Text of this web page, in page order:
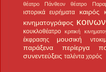
θέατρο Πάνθεον θέατρο
ιστορικά ευρήματα
καιρός
κινηματογράφος
κουκλοθέατρο
κριτική
έκφρασης
μουσική
παράξενα περίεργα
συνεντεύξεις ταλέντα χορός